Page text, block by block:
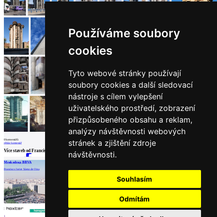
Používáme soubory
cookies
Tyto webové stránky používají
soubory cookies a další sledovací
nástroje s cílem vylepšení
uživatelského prostředí, zobrazení
přizpůsobeného obsahu a reklam,
analýzy návštěvnosti webových
stránek a zjištění zdroje
návštěvnosti.
Souhlasím
Odmítám
0komentářů
přidat komentář
Více staveb odFrancisco Javier Sáenz de Oiza
Mrakodrap BBVA
Francisco Javier Sáenz de Oiza Partneři
1
architektů
Katalog
dodavatelů
Vložit
inzerát
do
burzy
práce
Newsletter
Přihlaste se k odběru našeho pravidelného
týdenního newsletteru:
Fill in „nospam“
ISSN: 1801-3902